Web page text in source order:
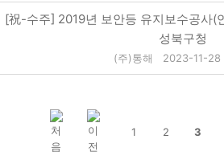
[祝-수주] 2019년 보안등 유지보수공사(
성북구청
(주)통해 2023-11-28
1 2 3